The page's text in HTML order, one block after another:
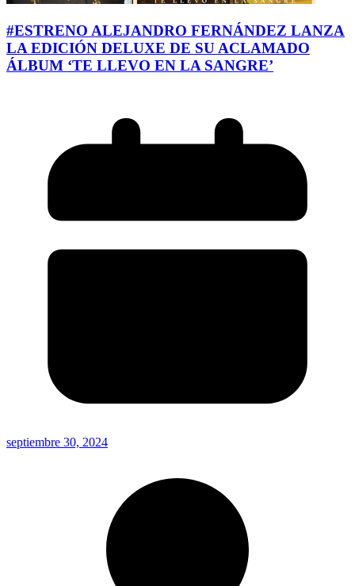
#ESTRENO ALEJANDRO FERNÁNDEZ LANZA
LA EDICIÓN DELUXE DE SU ACLAMADO
ÁLBUM ‘TE LLEVO EN LA SANGRE’
septiembre 30, 2024